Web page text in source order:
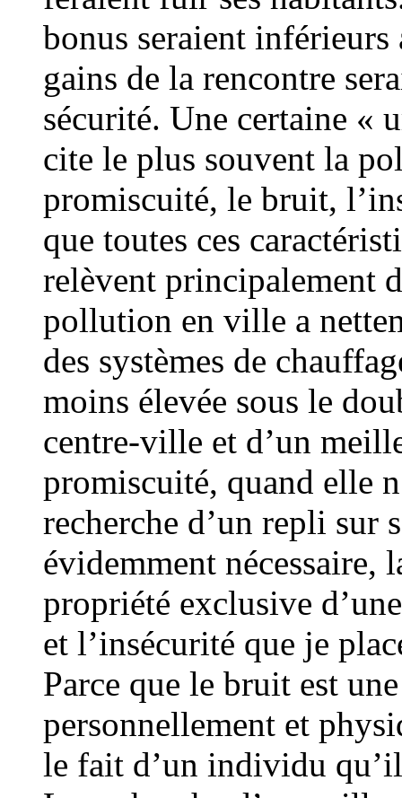
bonus seraient
gains de la rencontre
sécurité. Une certaine «
cite le plus souvent la
promiscuité, le bruit,
que toutes ces
relèvent principalement
pollution en ville a
des systèmes de
moins élevée sous le
centre-ville et d’un
promiscuité, quand elle
recherche d’un repli sur
évidemment nécessaire,
propriété exclusive
et l’insécurité que je
Parce que le bruit est
personnellement et
le fait d’un individu